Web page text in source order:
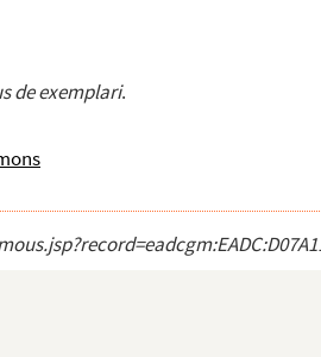
de exemplari.